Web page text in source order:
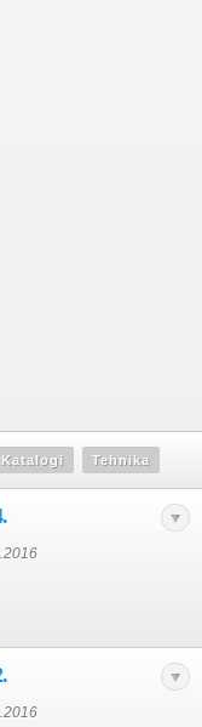
Katalogi Tehnika